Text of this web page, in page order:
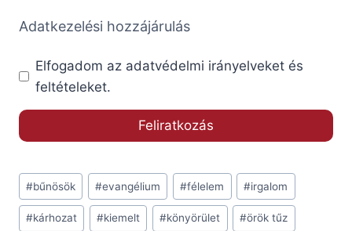
Adatkezelési hozzájárulás
Elfogadom az adatvédelmi irányelveket és
feltételeket.
Post
Tags:
#bűnösök #evangélium #félelem #irgalom
#kárhozat #kiemelt #könyörület #örök tűz